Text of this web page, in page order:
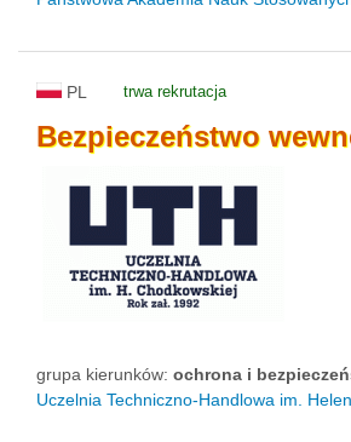
PL trwa rekrutacja
Bezpieczeństwo
grupa kierunków: ochrona i
Uczelnia Techniczno-Handlowa im.